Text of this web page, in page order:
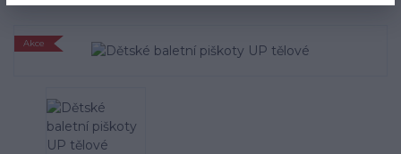
Akce